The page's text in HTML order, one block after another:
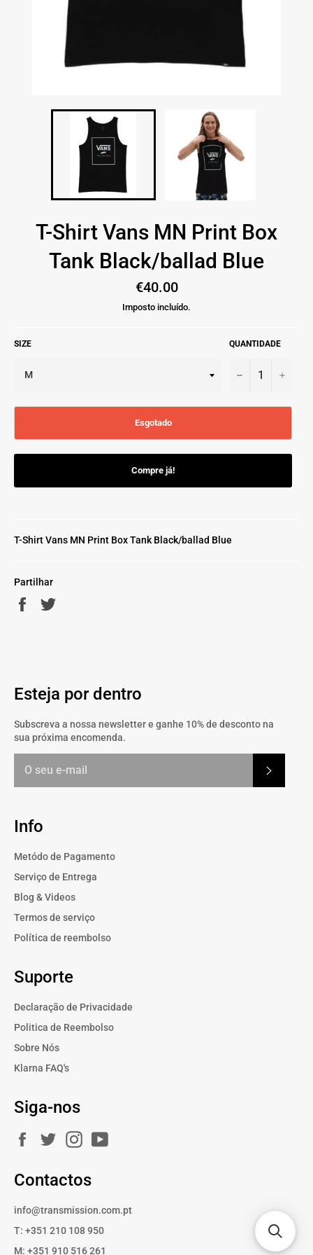
T-Shirt Vans MN Print Box
Tank Black/ballad Blue
Preço
normal
€40.00
Imposto incluído.
SIZE QUANTIDADE
− +
Esgotado
Compre já!
T-Shirt Vans MN Print Box Tank Black/ballad Blue
Partilhar
Partilhe
Esteja por dentro
Subscreva a nossa newsletter e ganhe 10% de desconto na
sua próxima encomenda.
Info
Metódo de Pagamento
Serviço de Entrega
Blog & Videos
Termos de serviço
Política de reembolso
Suporte
Declaração de Privacidade
Politica de Reembolso
Sobre Nós
Klarna FAQ's
Siga-nos
FacebookTwitterInstagram
Contactos
info@transmission.com.pt
T: +351 210 108 950
M: +351 910 516 261